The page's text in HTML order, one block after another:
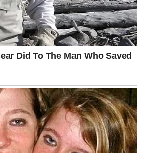
odbrzihuštipakaimekika,
pica,pitaisavijača,pasvedo
voćem,čokoladomilikremom.
svakiputdobijatedrugačije
zaponovnimpravljenjemtesta.
koježeleunapredpripremljenu
koji čestoiznenadapoželenešto
inakonnekolikodanaufrižideru,
inegubinaukusunitinakvalitetu.
iz frižidera, bezpotrebeza